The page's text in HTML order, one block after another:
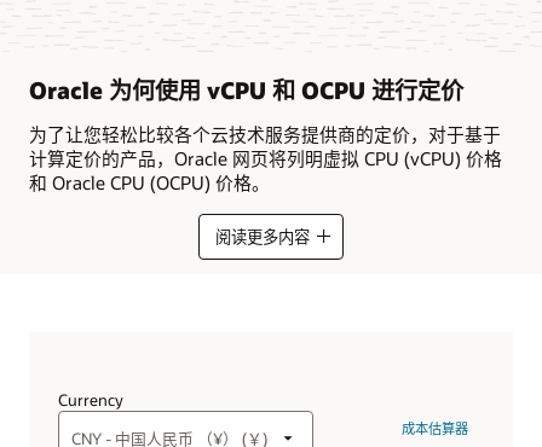
Oracle 为何使用 vCPU 和 OCPU 进行定价
为了让您轻松比较各个云技术服务提供商的定价，对于基于
计算定价的产品，Oracle 网页将列明虚拟 CPU (vCPU) 价格
和 Oracle CPU (OCPU) 价格。
vCPU 定价之间差异
阅读更多内容
Currency
成本估算器